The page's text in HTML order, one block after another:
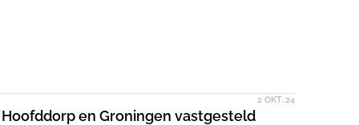
2 OKT. 24
en Groningen vastgesteld